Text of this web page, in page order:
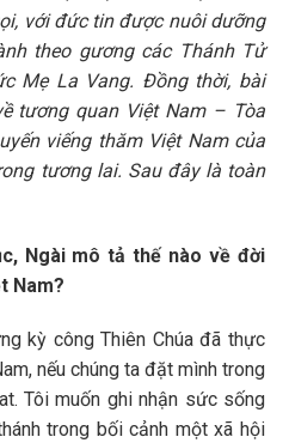
với đức tin được nuôi dưỡng
theo gương các Thánh Tử
Mẹ La Vang. Đồng thời, bài
tương quan Việt Nam – Tòa
viếng thăm Việt Nam của
tương lai. Sau đây là toàn
Ngài mô tả thế nào về đời
Nam?
kỳ công Thiên Chúa đã thực
nếu chúng ta đặt mình trong
Tôi muốn ghi nhận sức sống
trong bối cảnh một xã hội